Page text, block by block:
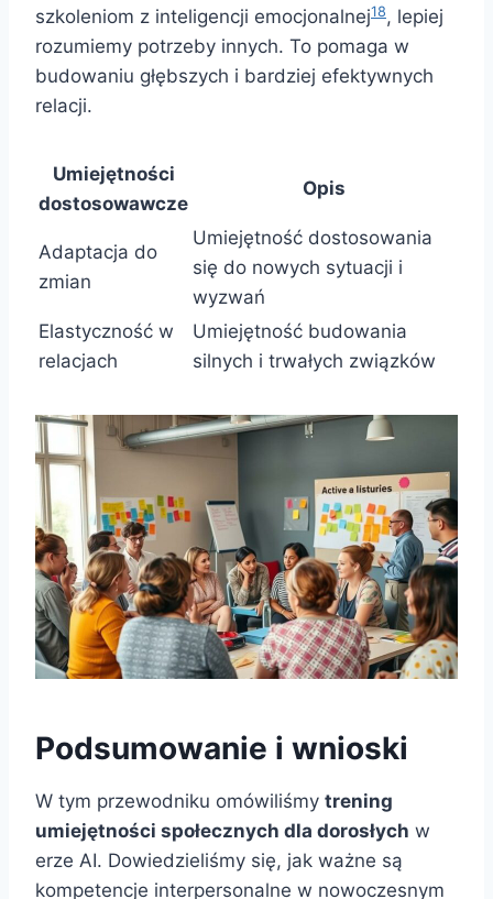
szkoleniom z inteligencji emocjonalnej18, lepiej
rozumiemy potrzeby innych. To pomaga w
budowaniu głębszych i bardziej efektywnych
relacji.
Umiejętności
dostosowawcze
Opis
Adaptacja do
zmian
Umiejętność dostosowania
się do nowych sytuacji i
wyzwań
Elastyczność w
relacjach
Umiejętność budowania
silnych i trwałych związków
Podsumowanie i wnioski
W tym przewodniku omówiliśmy trening
umiejętności społecznych dla dorosłych w
erze AI. Dowiedzieliśmy się, jak ważne są
kompetencje interpersonalne w nowoczesnym